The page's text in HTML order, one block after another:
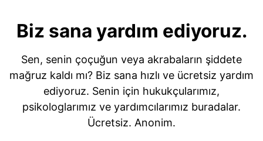
Biz sana yardım ediyoruz.
Sen, senin çoçuğun veya akrabaların şiddete
mağruz kaldı mı? Biz sana hızlı ve ücretsiz yardım
ediyoruz. Senin için hukukçularımız,
psikologlarımız ve yardımcılarımız buradalar.
Ücretsiz. Anonim.